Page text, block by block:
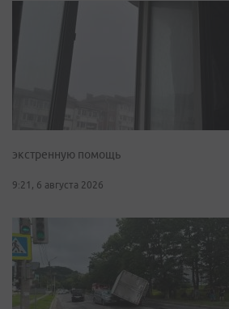
экстренную помощь
9:21, 6 августа 2026